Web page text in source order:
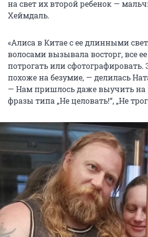
на свет их второй ребенок —
Хеймдаль.
«Алиса в Китае с ее длинными
волосами вызывала восторг, все
потрогать или сфотографировать.
похоже на безумие, — делилась
— Нам пришлось даже выучить на
фразы типа „Не целовать!“, „Не